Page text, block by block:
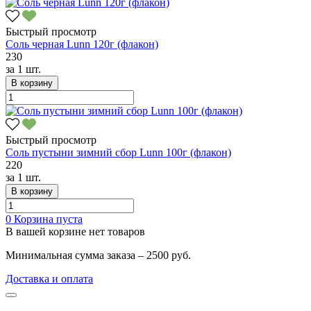
Быстрый просмотр
Соль черная Lunn 120г (флакон)
230
за 1 шт.
В корзину
Быстрый просмотр
Соль пустыни зимний сбор Lunn 100г (флакон)
220
за 1 шт.
В корзину
0 Корзина пуста
В вашей корзине нет товаров
Минимальная сумма заказа – 2500 руб.
Доставка и оплата